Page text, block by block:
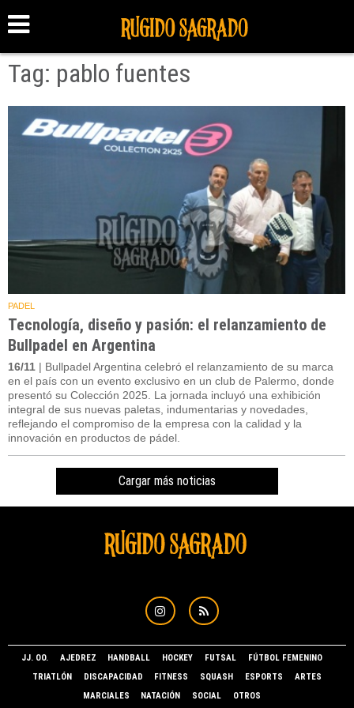
Tag: pablo fuentes
PADEL
Tecnología, diseño y pasión: el relanzamiento de
Bullpadel en Argentina
16/11 | Bullpadel Argentina celebró el relanzamiento de su marca
en el país con un evento exclusivo en un club de Palermo, donde
presentó su Colección 2025. La jornada incluyó una exhibición
integral de sus nuevas paletas, indumentarias y novedades,
reflejando el compromiso de la empresa con la calidad y la
innovación en productos de pádel.
Cargar más noticias
JJ. OO. AJEDREZ HANDBALL HOCKEY FUTSAL
FÚTBOL FEMENINO
TRIATLÓN
DISCAPACIDAD FITNESS SQUASH ESPORTS
ARTES
MARCIALES
NATACIÓN SOCIAL OTROS